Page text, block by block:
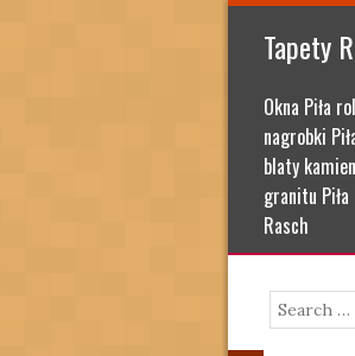
Tapety
Okna Piła
nagrobki
blaty
granitu
Rasch
Search